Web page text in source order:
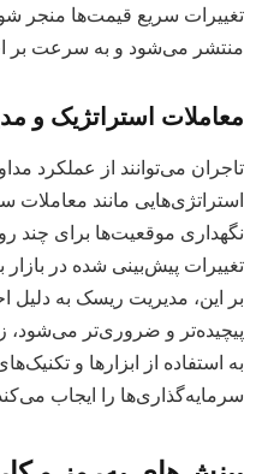
تغییرات سریع قیمت‌ها منجر
منتشر می‌شود و به سرعت بر
معاملات استراتژیک و
تاجران می‌توانند از عملکرد
استراتژی‌هایی مانند معاملات
نگهداری موقعیت‌ها برای چند
تغییرات پیش‌بینی شده در بازار
بر این، مدیریت ریسک به دلیل
پیچیده‌تر و ضروری‌تر می‌شود،
به استفاده از ابزارها و
سرمایه‌گذاری‌ها را ایجاب